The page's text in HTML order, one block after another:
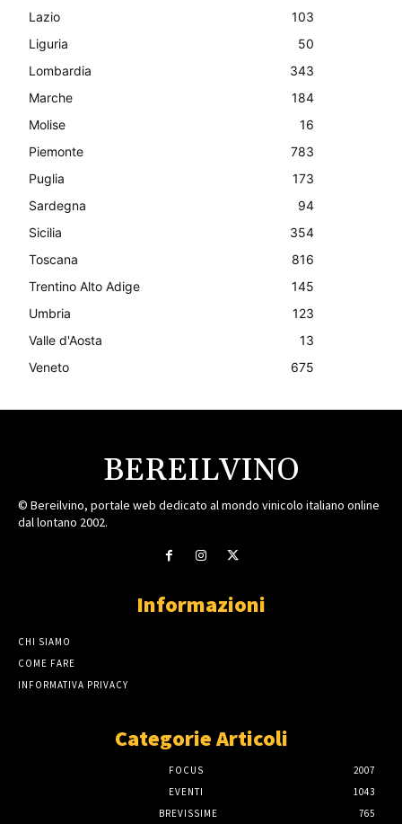
Lazio
103
Liguria
50
Lombardia
343
Marche
184
Molise
16
Piemonte
783
Puglia
173
Sardegna
94
Sicilia
354
Toscana
816
Trentino Alto Adige
145
Umbria
123
Valle d'Aosta
13
Veneto
675
BEREILVINO
© Bereilvino, portale web dedicato al mondo vinicolo italiano online
dal lontano 2002.
Informazioni
CHI SIAMO
COME FARE
INFORMATIVA PRIVACY
Categorie Articoli
FOCUS
2007
EVENTI
1043
BREVISSIME
765